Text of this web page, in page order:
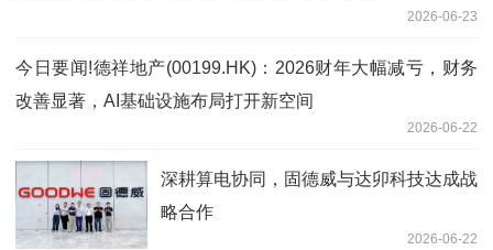
2026-06-23
今日要闻!德祥地产(00199.HK)：2026财年大幅减亏，财务
改善显著，AI基础设施布局打开新空间
2026-06-22
深耕算电协同，固德威与达卯科技达成战
略合作
2026-06-22